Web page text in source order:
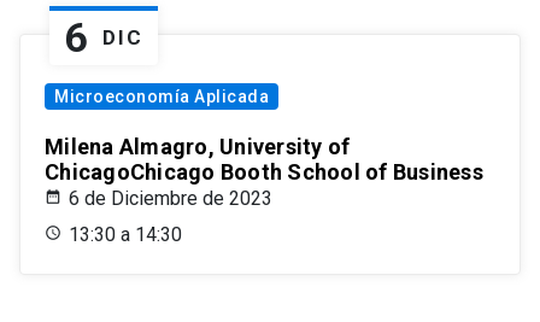
6 DIC
Microeconomía Aplicada
Milena Almagro, University of
ChicagoChicago Booth School of Business
6 de Diciembre de 2023
13:30 a 14:30